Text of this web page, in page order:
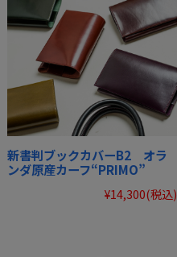
新書判ブックカバーB2 オラ
ンダ原産カーフ“PRIMO”
¥14,300(税込)